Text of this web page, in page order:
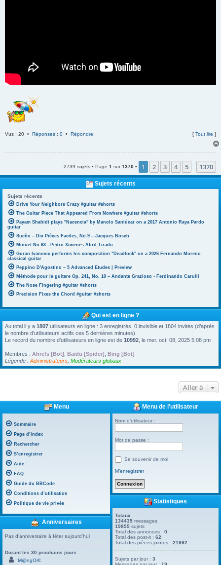
Vus : 20 • Réponses : 0 • Répondre [ Tout lire ]
2739 sujets • Page 1 sur1370 • 1 2 3 4 5 1370
Sujets récents
Sujets récents
Drive Your Neighbors Crazy #guitar #shorts
The Guitar Piece That Appeared From Nowhere #guitar #shorts
Payam Shahidi plays "Nacencia" by Manolo Sanlúcar on a 2017 Antonio Raya Pardo
guitar
Sueño – Dix Pièces Faciles, No.9 – Jacques Bosch
Minuet No.63 - Pedro Ximenes Abril Tirado
Goran Ivanovic performs his composition "Deadlock" on a 2026 Fernando Moreno
classical guitar
Peppino D'Agostino – 5 Advanced Etudes | Preview
Méthode pour la guitare Op. 241, No. 10 – Andante Grazioso - Ferdinando Carulli
The Nose Fingering #guitar #shorts
Precision Fixes the Chord #guitar #shorts
Qui est en ligne ?
Au total il y a 1807 utilisateurs en ligne : 3 enregistrés, 0 invisible et 1804 invités (d’après
le nombre d’utilisateurs actifs ces 5 dernières minutes)
Le record du nombre d’utilisateurs en ligne est de 10992 , le mer. oct. 08, 2025 5:08 pm
Membres : Ahrefs [Bot] Baidu [Spider] Bing [Bot]
Légende : Administrateurs Modérateurs globaux
Aller à
Menu
Sommaire
Page d’index
Rechercher
S’enregistrer
Aide
FAQ
Guide du BBCode
Conditions d’utilisation
Politique de vie privée
Anniversaires
Pas d’anniversaire à fêter aujourd’hui
Durant les 30 prochains jours
M@ngOr€
Menu de l’utilisateur
Nom d’utilisateur :
Mot de passe :
Se souvenir de moi
M’enregistrer
Statistiques
Totaux
134435 messages
19855 sujets
Total des annonces :0
Total des post-it :62
Total des pièces jointes :21992
Sujets par jour :3